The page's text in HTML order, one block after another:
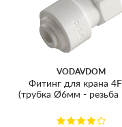
VODAVDOM
Фитинг для крана
(трубка Ø6мм -